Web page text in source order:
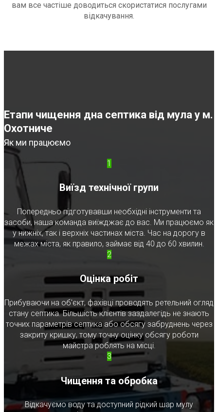
вам все частіше доводиться скористатися послугами
відкачування.
Етапи чищення дна септика від мула у м.
Охотниче
Як ми працюємо
1
Виїзд технічної групи
Попередньо підготувавши необхідні інструменти та
засоби, наша команда виїжджає до вас. Ми працюємо як
у нижніх, так і верхніх частинах міста. Час на дорогу в
межах міста, як правило, займає від 40 до 60 хвилин.
2
Оцінка робіт
Прибуваючи на об'єкт, фахівці проводять ретельний огляд
стану септика. Більшість клієнтів заздалегідь не знають
точних параметрів септика або обсягу забруднень через
закриту кришку, тому точну оцінку обсягу роботи
майстра роблять на місці.
3
Чищення та обробка
Відкачуємо воду та доступний рідкий шар мулу